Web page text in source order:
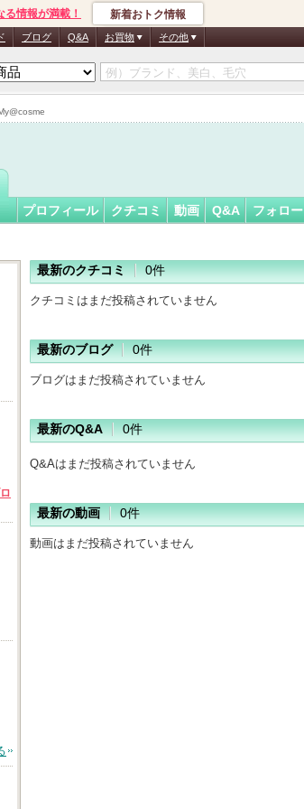
情報が満載！ 新着おトク情報
ブログ Q&A お買物 その他
ールさん
認
証
プロフィール クチコミ 動画 Q&A フォロー
最新のクチコミ 0件
クチコミはまだ投稿されていません
最新のブログ 0件
ブログはまだ投稿されていません
最新のQ&A 0件
Q&Aはまだ投稿されていません
最新の動画 0件
動画はまだ投稿されていません